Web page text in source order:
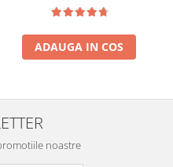
ADAUGA IN COS
noastre